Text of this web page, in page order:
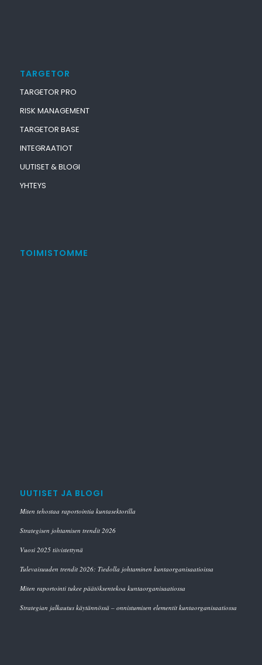
TARGETOR
TARGETOR PRO
RISK MANAGEMENT
TARGETOR BASE
INTEGRAATIOT
UUTISET & BLOGI
YHTEYS
TOIMISTOMME
UUTISET JA BLOGI
Miten tehostaa raportointia kuntasektorilla
Strategisen johtamisen trendit 2026
Vuosi 2025 tiivistettynä
Tulevaisuuden trendit 2026: Tiedolla johtaminen kuntaorganisaatioissa
Miten raportointi tukee päätöksentekoa kuntaorganisaatiossa
Strategian jalkautus käytännössä – onnistumisen elementit kuntaorganisaatiossa